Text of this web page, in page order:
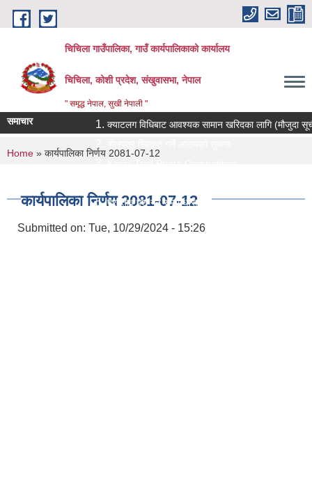
Skip to main content
चिचिला गाउँपालिका, गाउँ कार्यपालिकाको कार्यालय
चिचिला, कोशी प्रदेश, संखुवासभा, नेपाल
" समृद्ध नेपाल, सुखी नेपाली "
समाचार
क्याटलग विधिबाट आवश्यक सामान खरिदका लागि (मौजुदा
प्रस्ताव पेश गर्ने सम्बन्धि सुचना ।।
You are here
Home » कार्यपालिका निर्णय 2081-07-12
कार्यपालिका निर्णय 2081-07-12
Submitted on: Tue, 10/29/2024 - 15:26